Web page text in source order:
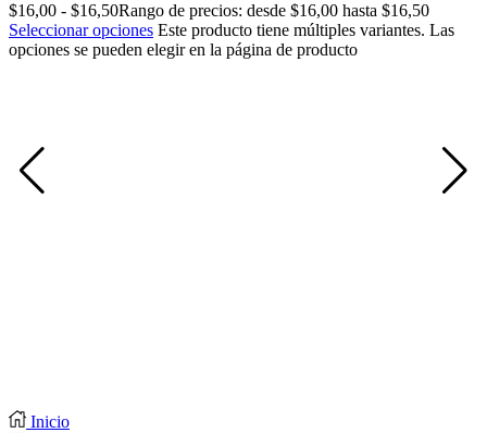
$16,00 - $16,50Rango de precios: desde $16,00 hasta $16,50
Seleccionar opciones Este producto tiene múltiples variantes. Las
opciones se pueden elegir en la página de producto
Inicio